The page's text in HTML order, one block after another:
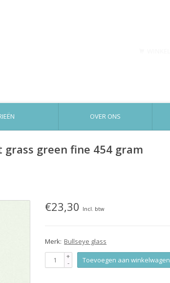
OVER ONS
grass green fine 454 gram
€23,30 Incl. btw
Merk: Bullseye glass
+
- Toevoegen aan winkelwagen